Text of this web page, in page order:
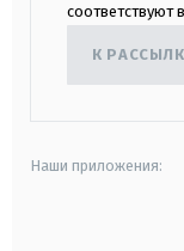
соответствуют
К
Наши приложения: